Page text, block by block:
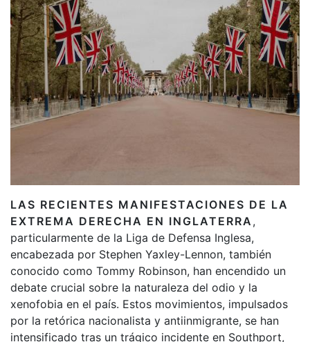
LAS RECIENTES MANIFESTACIONES DE LA
EXTREMA DERECHA EN INGLATERRA ,
particularmente de la Liga de Defensa Inglesa,
encabezada por Stephen Yaxley-Lennon, también
conocido como Tommy Robinson, han encendido un
debate crucial sobre la naturaleza del odio y la
xenofobia en el país. Estos movimientos, impulsados
por la retórica nacionalista y antiinmigrante, se han
intensificado tras un trágico incidente en Southport,